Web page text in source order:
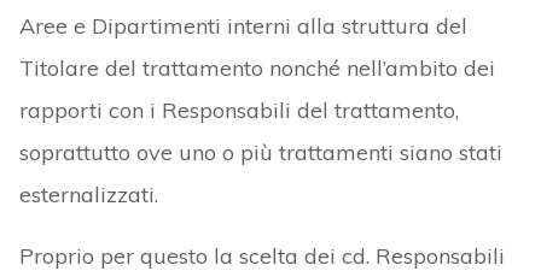
Aree e Dipartimenti interni alla struttura del
Titolare del trattamento nonché nell’ambito dei
rapporti con i Responsabili del trattamento,
soprattutto ove uno o più trattamenti siano stati
esternalizzati.
Proprio per questo la scelta dei cd. Responsabili